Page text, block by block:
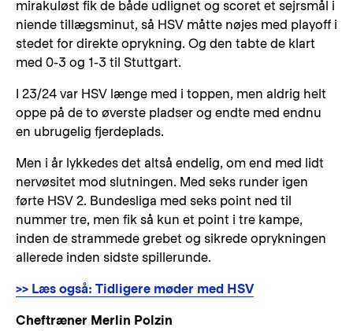
mirakuløst fik de både udlignet og scoret et sejrsmål i
niende tillægsminut, så HSV måtte nøjes med playoff i
stedet for direkte oprykning. Og den tabte de klart
med 0-3 og 1-3 til Stuttgart.
I 23/24 var HSV længe med i toppen, men aldrig helt
oppe på de to øverste pladser og endte med endnu
en ubrugelig fjerdeplads.
Men i år lykkedes det altså endelig, om end med lidt
nervøsitet mod slutningen. Med seks runder igen
førte HSV 2. Bundesliga med seks point ned til
nummer tre, men fik så kun et point i tre kampe,
inden de strammede grebet og sikrede oprykningen
allerede inden sidste spillerunde.
>> Læs også: Tidligere møder med HSV
Cheftræner Merlin Polzin